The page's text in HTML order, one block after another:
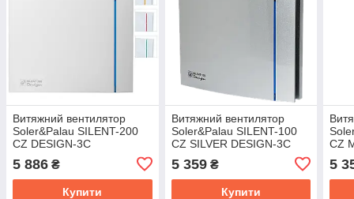
Витяжний вентилятор
Soler&Palau SILENT-200
CZ DESIGN-3C
5 886 ₴
Купити
Витяжний вентилятор
Soler&Palau SILENT-100
CZ SILVER DESIGN-3C
5 359₴
Купити
CZ
5